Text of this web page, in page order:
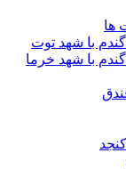
ها
با شهد توت
با شهد خرما